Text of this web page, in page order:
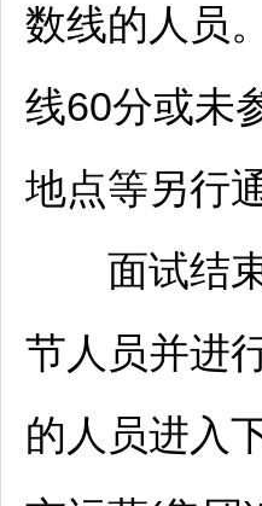
数线的人员
线60分或未
地点等另行
面试结束
节人员并进
的人员进入